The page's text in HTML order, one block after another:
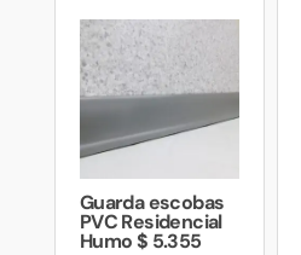
Guarda escobas
PVC Residencial
Humo $ 5.355